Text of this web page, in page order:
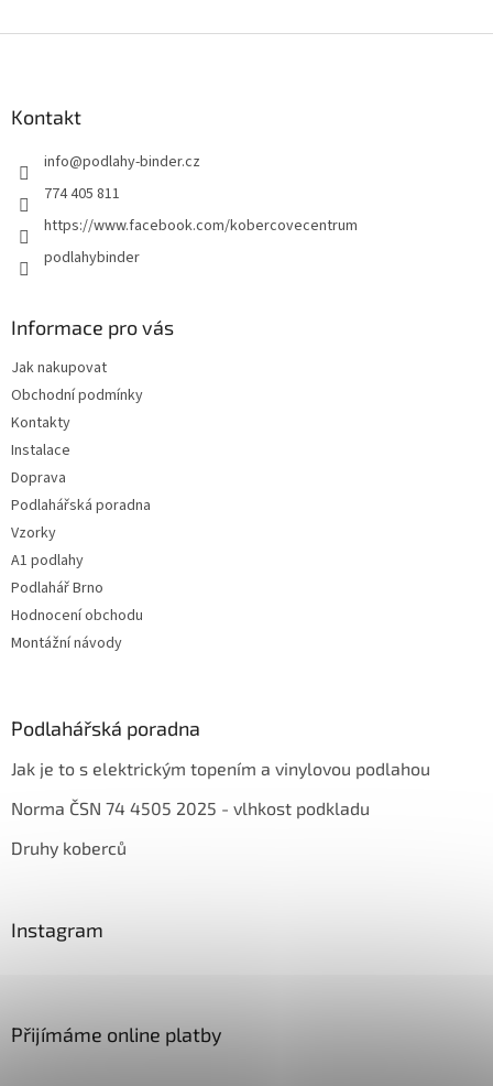
Kontakt
info@podlahy-binder.cz
774 405 811
https://www.facebook.com/kobercovecentrum
podlahybinder
Informace pro vás
Jak nakupovat
Obchodní podmínky
Kontakty
Instalace
Doprava
Podlahářská poradna
Vzorky
A1 podlahy
Podlahář Brno
Hodnocení obchodu
Montážní návody
Podlahářská poradna
Jak je to s elektrickým topením a vinylovou podlahou
Norma ČSN 74 4505 2025 - vlhkost podkladu
Druhy koberců
Instagram
Přijímáme online platby